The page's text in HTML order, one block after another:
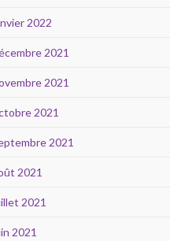
2022
2021
2021
2021
2021
2021
2021
2021